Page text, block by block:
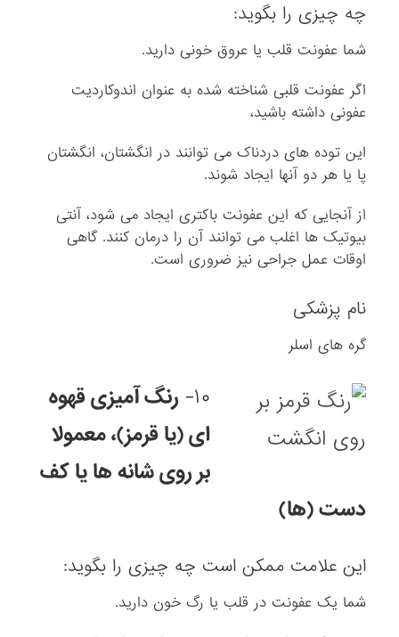
چه چیزی را بگوید:
شما عفونت قلب یا عروق خونی دارید.
اگر عفونت قلبی شناخته شده به عنوان اندوکاردیت
عفونی داشته باشید،
این توده های دردناک می توانند در انگشتان، انگشتان
پا یا هر دو آنها ایجاد شوند.
از آنجایی که این عفونت باکتری ایجاد می شود، آنتی
بیوتیک ها اغلب می توانند آن را درمان کنند. گاهی
اوقات عمل جراحی نیز ضروری است.
نام پزشکی
گره های اسلر
۱۰- رنگ آمیزی قهوه
ای (یا قرمز)، معمولا
بر روی شانه ها یا کف
دست (ها)
این علامت ممکن است چه چیزی را بگوید:
شما یک عفونت در قلب یا رگ خون دارید.